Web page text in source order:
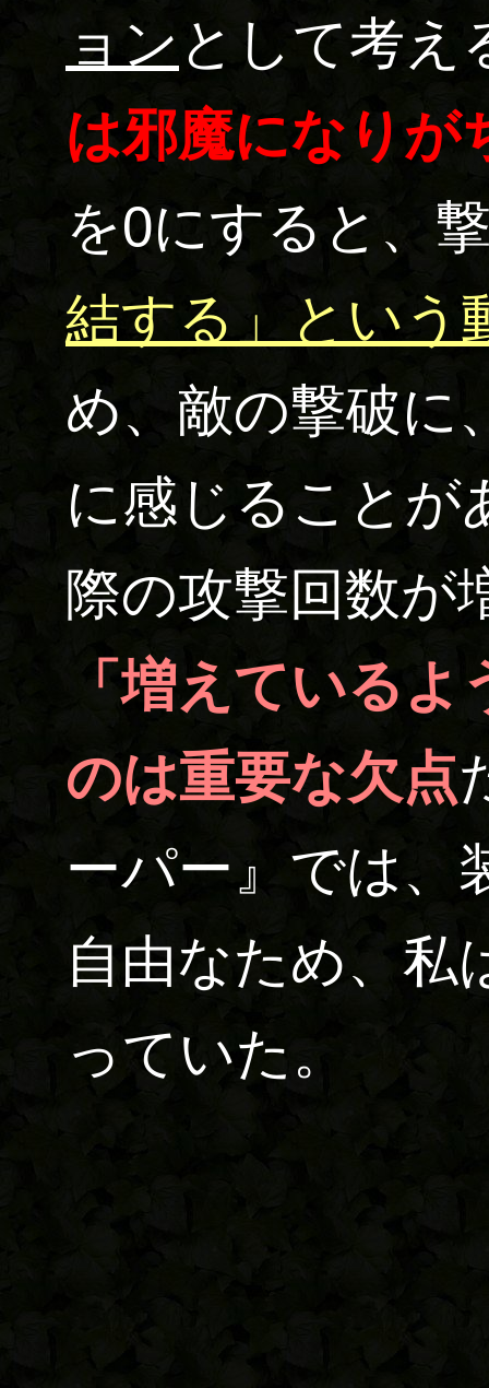
ョン として考え
は邪魔になりが
を0にすると、
結する」という
め、敵の撃破に
に感じることが
際の攻撃回数が
「増えている
のは重要な欠点
ーパー』では、
自由なため、私
っていた。